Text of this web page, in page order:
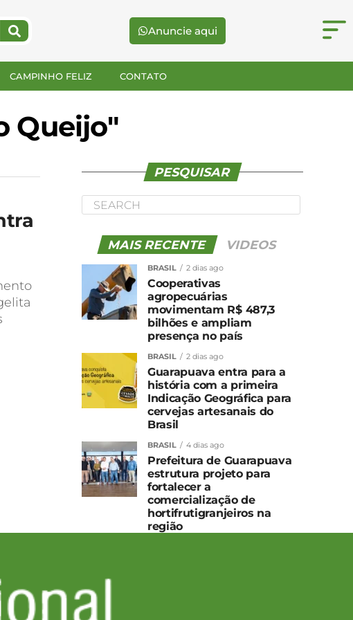
Anuncie aqui
CAMPINHO FELIZ CONTATO
Queijo"
PESQUISAR
MAIS RECENTE VIDEOS
BRASIL 2 dias ago
Cooperativas
agropecuárias
movimentam R$ 487,3
bilhões e ampliam
presença no país
BRASIL 2 dias ago
Guarapuava entra para a
história com a primeira
Indicação Geográfica para
cervejas artesanais do
Brasil
BRASIL 4 dias ago
Prefeitura de Guarapuava
estrutura projeto para
fortalecer a
comercialização de
hortifrutigranjeiros na
região